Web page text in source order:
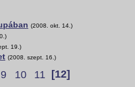
(2008. okt. 14.)
19.)
(2008. szept. 16.)
9 10 11 [12]